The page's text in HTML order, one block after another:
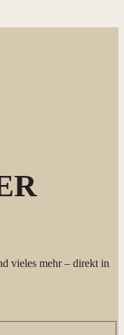
vieles mehr – direkt in